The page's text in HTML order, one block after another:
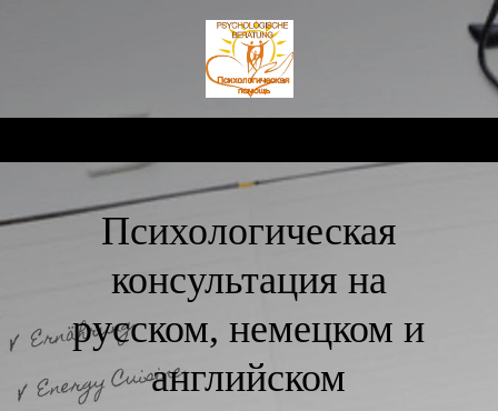
Психологическая
консультация на
русском, немецком и
английском